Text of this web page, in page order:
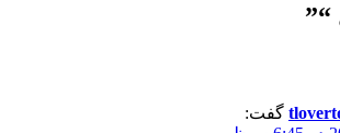
”
گفت: